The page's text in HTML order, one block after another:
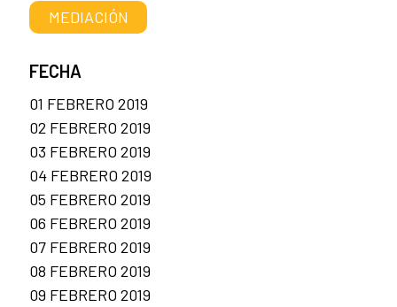
MEDIACIÓN
FECHA
01 FEBRERO 2019
02 FEBRERO 2019
03 FEBRERO 2019
04 FEBRERO 2019
05 FEBRERO 2019
06 FEBRERO 2019
07 FEBRERO 2019
08 FEBRERO 2019
09 FEBRERO 2019